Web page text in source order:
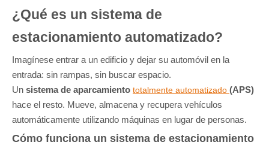
¿Qué es un sistema de
estacionamiento automatizado?
Imagínese entrar a un edificio y dejar su automóvil en la
entrada: sin rampas, sin buscar espacio.
Un sistema de aparcamiento totalmente automatizado (APS)
hace el resto. Mueve, almacena y recupera vehículos
automáticamente utilizando máquinas en lugar de personas.
Cómo funciona un sistema de estacionamiento